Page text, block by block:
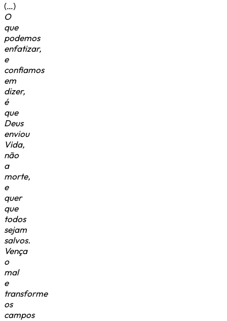
(…)
O
que
podemos
enfatizar,
e
confiamos
em
dizer,
é
que
Deus
enviou
Vida,
não
a
morte,
e
quer
que
todos
sejam
salvos.
Vença
o
mal
e
transforme
os
campos